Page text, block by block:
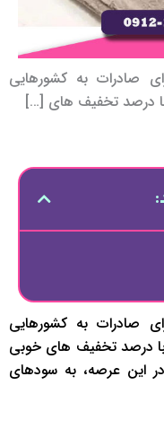
صادرات به کشورهایی
درصد تخفیف های […]
صادرات به کشورهایی
با درصد تخفیف های خوبی
این عرصه، به سودهای